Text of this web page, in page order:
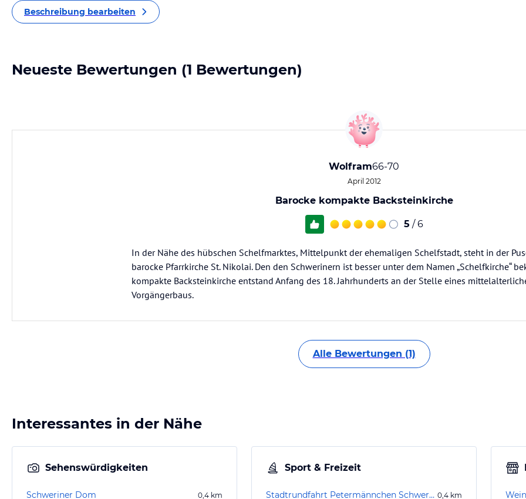
Beschreibung bearbeiten
Neueste Bewertungen (1 Bewertungen)
Wolfram66-70
April 2012
Barocke kompakte Backsteinkirche
5 / 6
In der Nähe des hübschen Schelfmarktes, Mittelpunkt der ehemaligen Schelfstadt, steht in der
barocke Pfarrkirche St. Nikolai. Den den Schwerinern ist besser unter dem Namen „Schelfkirche“
kompakte Backsteinkirche entstand Anfang des 18. Jahrhunderts an der Stelle eines
Vorgängerbaus.
Alle Bewertungen (1)
Interessantes in der Nähe
Sehenswürdigkeiten
Schweriner Dom 0,4 km
Sport & Freizeit
Stadtrundfahrt Petermännchen Schwerin 0,4 km